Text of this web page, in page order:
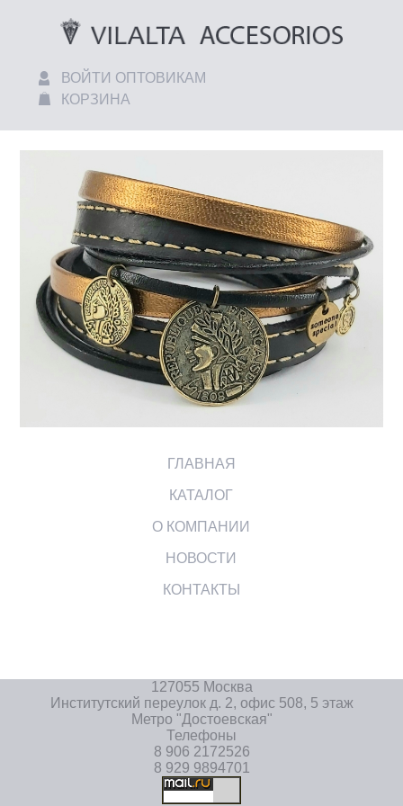
ВОЙТИ ОПТОВИКАМ
КОРЗИНА
ГЛАВНАЯ
КАТАЛОГ
О КОМПАНИИ
НОВОСТИ
КОНТАКТЫ
127055 Москва
Институтский переулок д. 2, офис 508, 5 этаж
Метро "Достоевская"
Телефоны
8 906 2172526
8 929 9894701